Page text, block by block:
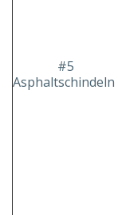
#5
Asphaltschindeln